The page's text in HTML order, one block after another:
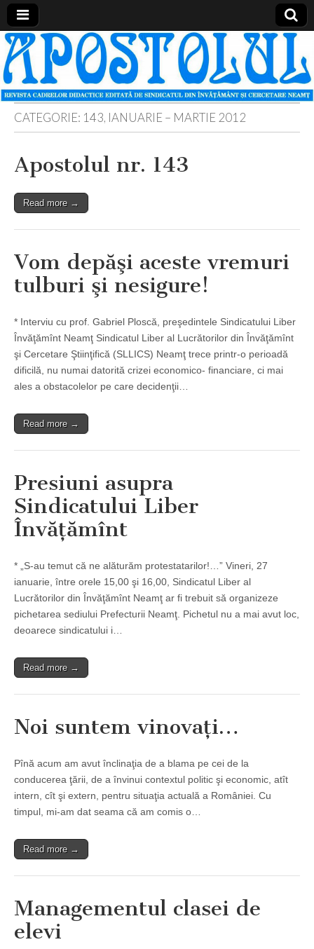
Apostolul
Revista
cadrelor
didactice
din
judetul
Neamt
CATEGORIE: 143, IANUARIE – MARTIE 2012
Apostolul nr. 143
Read more →
Vom depăşi aceste vremuri
tulburi şi nesigure!
* Interviu cu prof. Gabriel Ploscă, preşedintele Sindicatului Liber
Învăţămînt Neamţ Sindicatul Liber al Lucrătorilor din Învăţămînt
şi Cercetare Ştiinţifică (SLLICS) Neamţ trece printr-o perioadă
dificilă, nu numai datorită crizei economico- financiare, ci mai
ales a obstacolelor pe care decidenţii…
Read more →
Presiuni asupra
Sindicatului Liber
Învăţămînt
* „S-au temut că ne alăturăm protestatarilor!…” Vineri, 27
ianuarie, între orele 15,00 şi 16,00, Sindicatul Liber al
Lucrătorilor din Învăţămînt Neamţ ar fi trebuit să organizeze
pichetarea sediului Prefecturii Neamţ. Pichetul nu a mai avut loc,
deoarece sindicatului i…
Read more →
Noi suntem vinovaţi…
Pînă acum am avut înclinaţia de a blama pe cei de la
conducerea ţării, de a învinui contextul politic şi economic, atît
intern, cît şi extern, pentru situaţia actuală a României. Cu
timpul, mi-am dat seama că am comis o…
Read more →
Managementul clasei de
elevi